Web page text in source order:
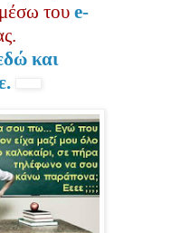
μέσω του e-
και